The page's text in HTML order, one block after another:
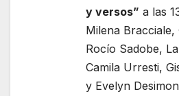
y versos” a las
Milena Bracciale,
Rocío Sadobe,
Camila Urresti,
y Evelyn